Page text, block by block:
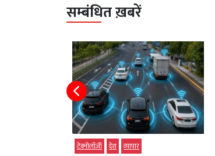
सम्बंधित ख़बरें
टेक्‍नोलॉजी देश व्‍यापार